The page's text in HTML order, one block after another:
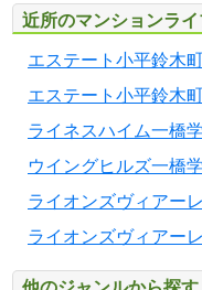
近所のマンションラ
エステート小平鈴木
エステート小平鈴木
ライネスハイム一橋
ウイングヒルズ一橋
ライオンズヴィアー
ライオンズヴィアー